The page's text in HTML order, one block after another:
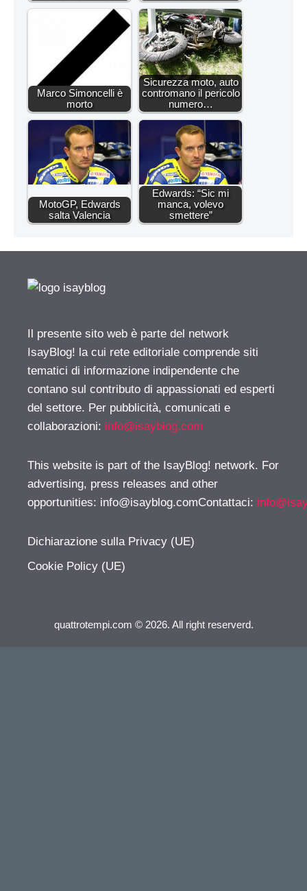
Marco Simoncelli è
morto
Sicurezza moto, auto
contromano il pericolo
numero…
MotoGP, Edwards
salta Valencia
Edwards: “Sic mi
manca, volevo
smettere”
Il presente sito web è parte del network
IsayBlog! la cui rete editoriale comprende siti
tematici di informazione indipendente che
contano sul contributo di appassionati ed esperti
del settore. Per pubblicità, comunicati e
collaborazioni: info@isayblog.com
This website is part of the IsayBlog! network. For
advertising, press releases and other
opportunities: info@isayblog.comContattaci:
Dichiarazione sulla Privacy (UE)
Cookie Policy (UE)
quattrotempi.com © 2026. All right reserverd.